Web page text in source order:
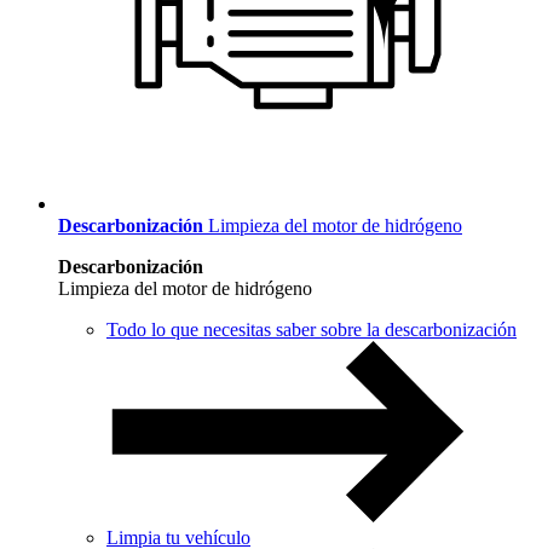
Descarbonización Limpieza del motor de hidrógeno
Descarbonización
Limpieza del motor de hidrógeno
Todo lo que necesitas saber sobre la descarbonización
Limpia tu vehículo